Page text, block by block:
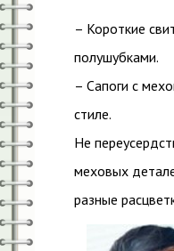
– Короткие
полушубками.
– Сапоги с
стиле.
Не
меховых
разные